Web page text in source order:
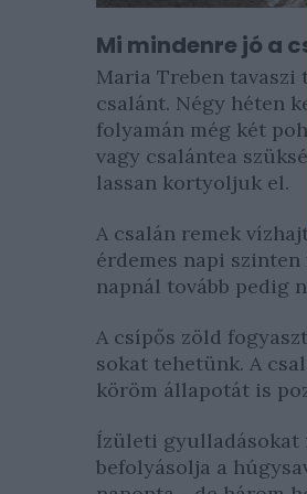
Mi mindenre jó a
Maria Treben tavaszi
csalánt. Négy héten
folyamán még két
vagy csalántea
lassan kortyoljuk el.
A csalán remek
érdemes napi
napnál tovább pedig
A csípős zöld
sokat tehetünk. A
köröm állapotát is
Ízületi gyulladásokat
befolyásolja a